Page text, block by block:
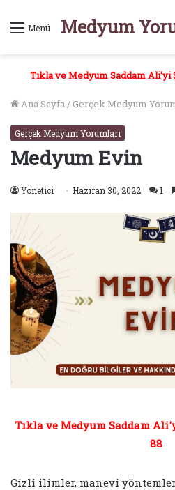
Menü Medyum
Tıkla ve Medyum Saddam Ali'yi
Ana Sayfa/ Gerçek Medyum
Gerçek Medyum Yorumları
Medyum Evin
Yönetici Haziran 30, 2022 1
Tıkla ve Medyum Saddam
88
Gizli ilimler, manevi